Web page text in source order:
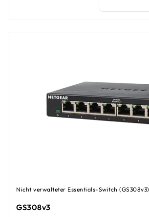
Nicht verwalteter Essentials-Switch (GS308v3)
GS308v3